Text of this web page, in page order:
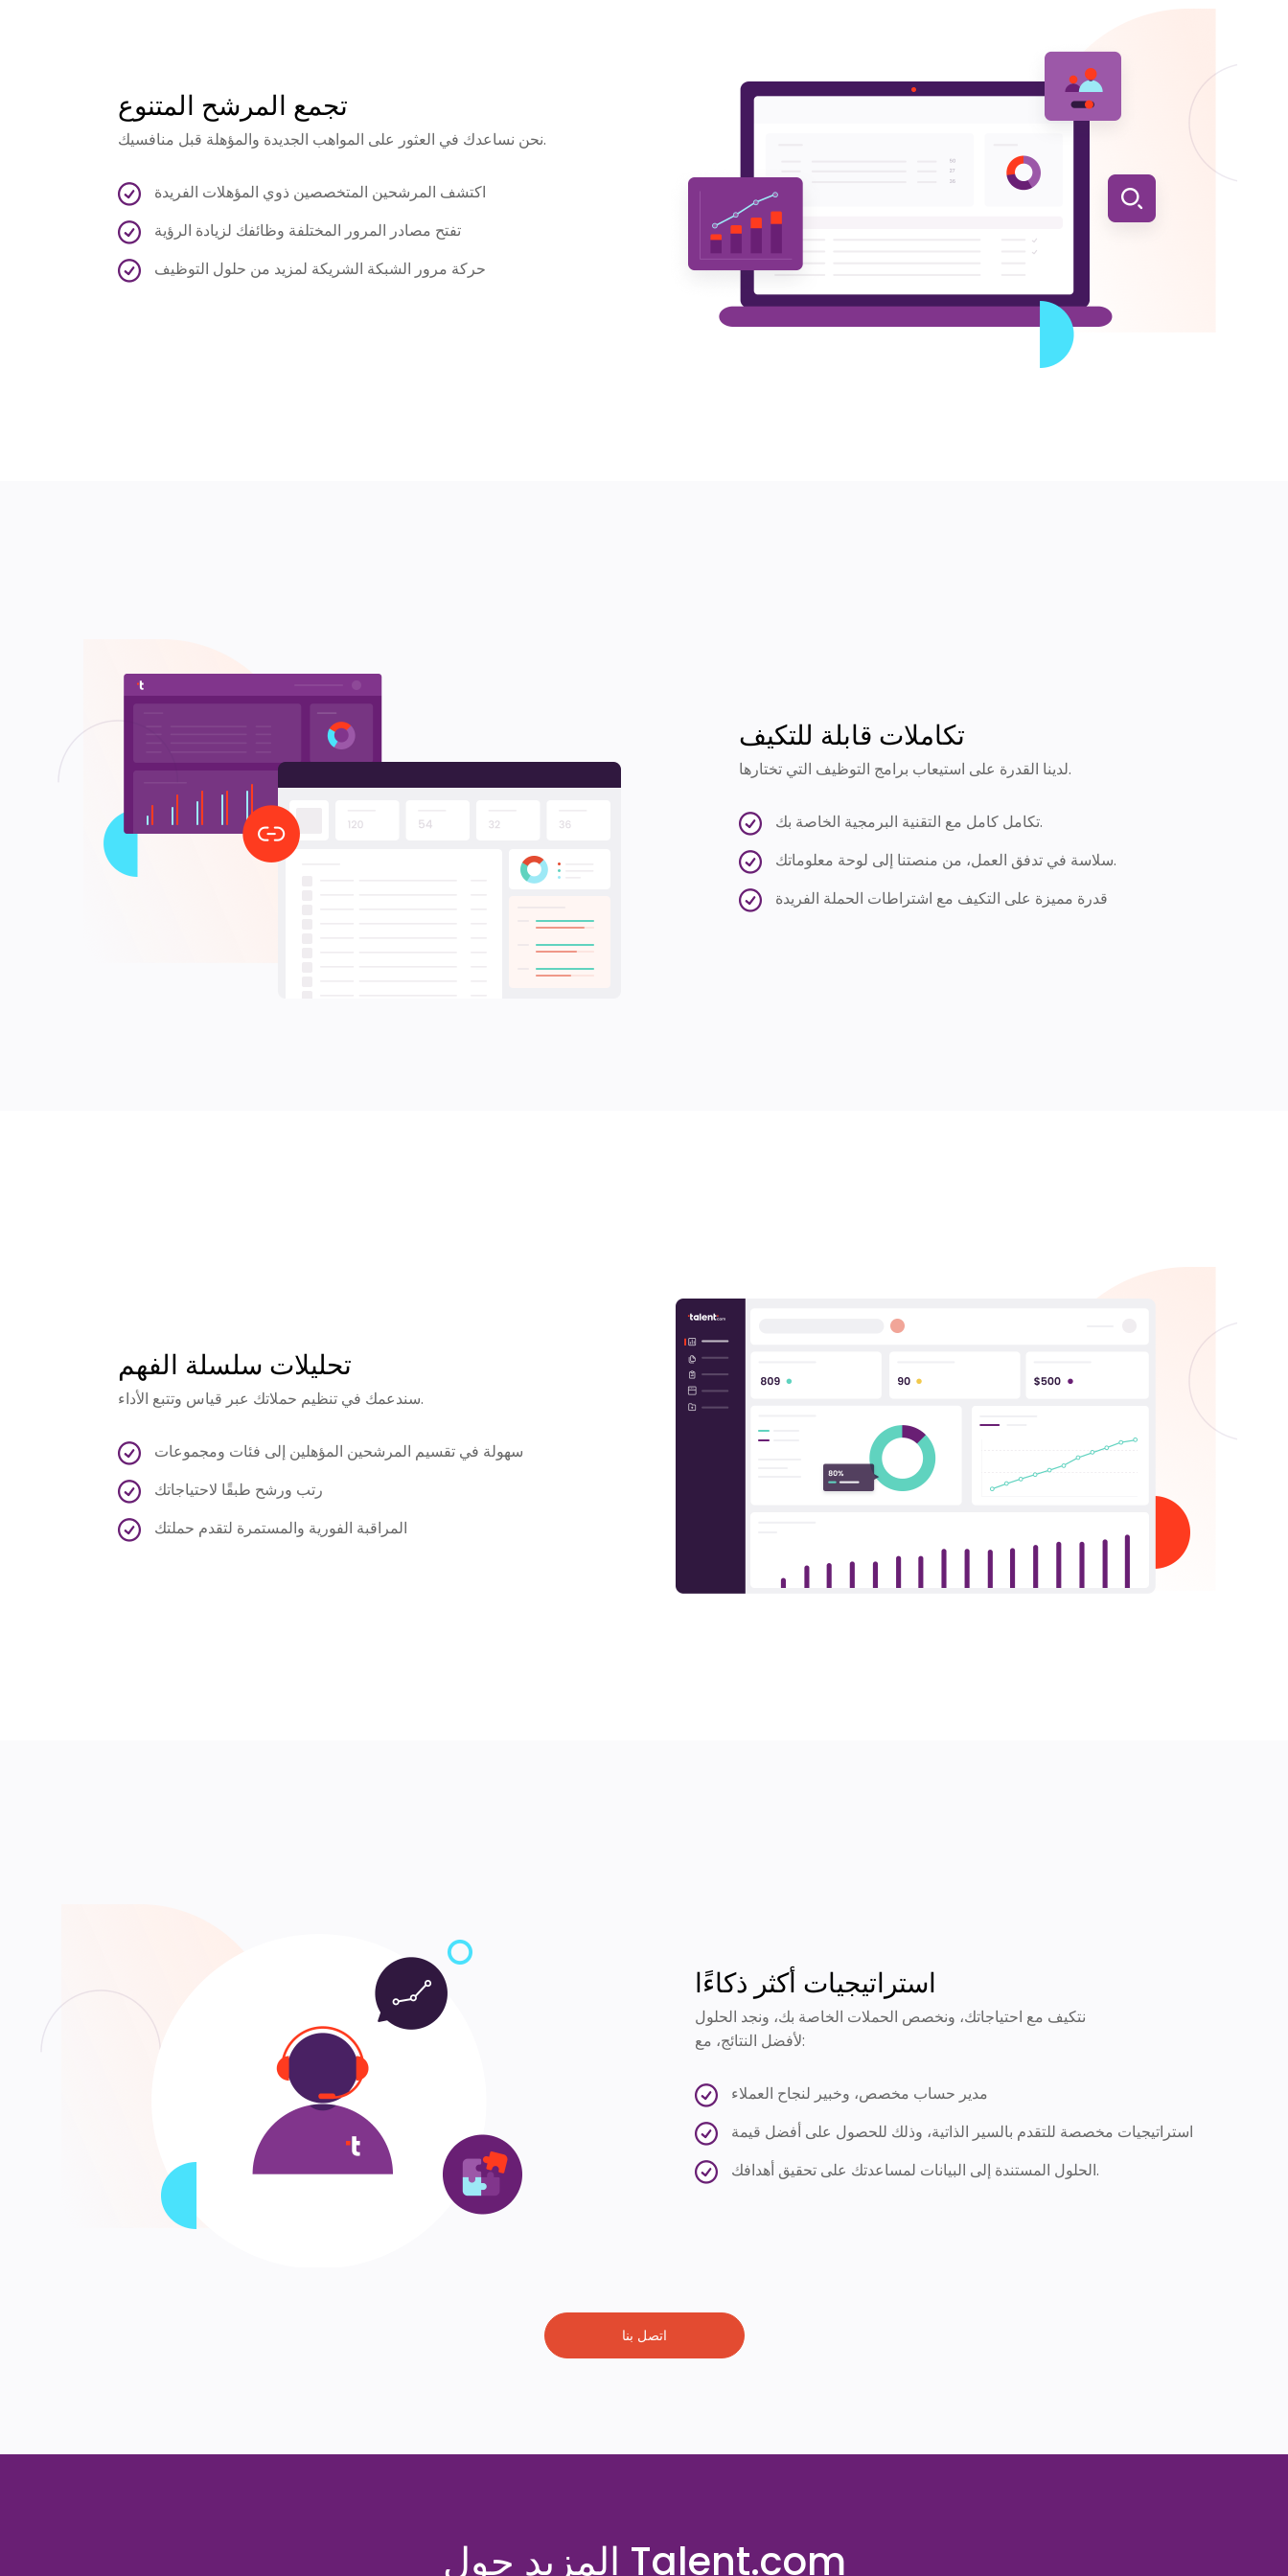
تجمع المرشح المتنوع
نحن نساعدك في العثور على المواهب الجديدة والمؤهلة قبل منافسيك.
اكتشف المرشحين المتخصصين ذوي المؤهلات الفريدة
تفتح مصادر المرور المختلفة وظائفك لزيادة الرؤية
حركة مرور الشبكة الشريكة لمزيد من حلول التوظيف
تكاملات قابلة للتكيف
لدينا القدرة على استيعاب برامج التوظيف التي تختارها.
تكامل كامل مع التقنية البرمجية الخاصة بك.
سلاسة في تدفق العمل، من منصتنا إلى لوحة معلوماتك.
قدرة مميزة على التكيف مع اشتراطات الحملة الفريدة
تحليلات سلسلة الفهم
سندعمك في تنظيم حملاتك عبر قياس وتتبع الأداء.
سهولة في تقسيم المرشحين المؤهلين إلى فئات ومجموعات
رتب ورشح طبقًا لاحتياجاتك
المراقبة الفورية والمستمرة لتقدم حملتك
استراتيجيات أكثر ذكاءًا
نتكيف مع احتياجاتك، ونخصص الحملات الخاصة بك، ونجد الحلول
لأفضل النتائج، مع:
مدير حساب مخصص، وخبير لنجاح العملاء
استراتيجيات مخصصة للتقدم بالسير الذاتية، وذلك للحصول على أفضل قيمة
الحلول المستندة إلى البيانات لمساعدتك على تحقيق أهدافك.
اتصل بنا
المزيد حول Talent.com